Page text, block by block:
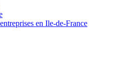
en Ile-de-France